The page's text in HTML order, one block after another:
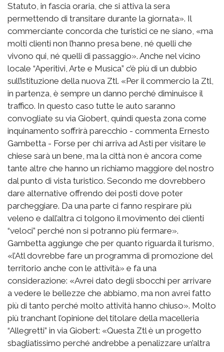
Statuto, in fascia oraria, che si attiva la sera
permettendo di transitare durante la giornata». Il
commerciante concorda che turistici ce ne siano, «ma
molti clienti non l’hanno presa bene, né quelli che
vivono qui, né quelli di passaggio». Anche nel vicino
locale “Aperitivi, Arte e Musica” c’è più di un dubbio
sull’istituzione della nuova Ztl. «Per il commercio la Ztl,
in partenza, è sempre un danno perché diminuisce il
traffico. In questo caso tutte le auto saranno
convogliate su via Giobert, quindi questa zona come
inquinamento soffrirà parecchio - commenta Ernesto
Gambetta - Forse per chi arriva ad Asti per visitare le
chiese sarà un bene, ma la città non è ancora come
tante altre che hanno un richiamo maggiore del nostro
dal punto di vista turistico. Secondo me dovrebbero
dare alternative offrendo dei posti dove poter
parcheggiare. Da una parte ci fanno respirare più
veleno e dall’altra ci tolgono il movimento dei clienti
“veloci” perché non si potranno più fermare».
Gambetta aggiunge che per quanto riguarda il turismo,
«l’Atl dovrebbe fare un programma di promozione del
territorio anche con le attività» e fa una
considerazione: «Avrei dato degli sbocchi per arrivare
a vedere le bellezze che abbiamo, ma non avrei fatto
più di tanto perché molto attività hanno chiuso». Molto
più tranchant l’opinione del titolare della macelleria
“Allegretti” in via Giobert: «Questa Ztl è un progetto
sbagliatissimo perché andrebbe a penalizzare un’altra